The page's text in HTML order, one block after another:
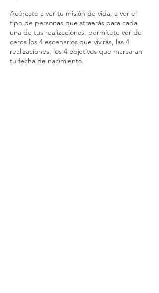
Acércate a ver tu misión de vida, a ver el
tipo de personas que atraerás para cada
una de tus realizaciones, permítete ver de
cerca los 4 escenarios que vivirás, las 4
realizaciones, los 4 objetivos que marcaran
tu fecha de nacimiento.